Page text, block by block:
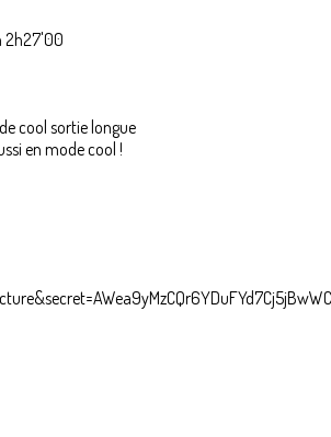
2h27'00
cool sortie longue
en mode cool !